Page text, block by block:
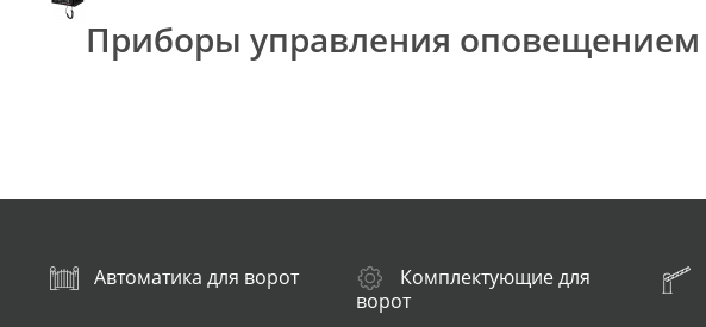
Приборы управления оповещением
Автоматика для ворот
Комплектующие для
ворот